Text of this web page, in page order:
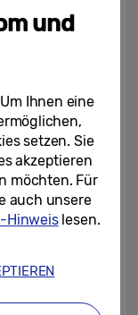
ins Home-
und
bis zu 130
Inhalte auf
für eine
Premiere 7
in
und
Ihnen eine
setzen. Sie
akzeptieren
möchten. Für
auch unsere
Hinweislesen.